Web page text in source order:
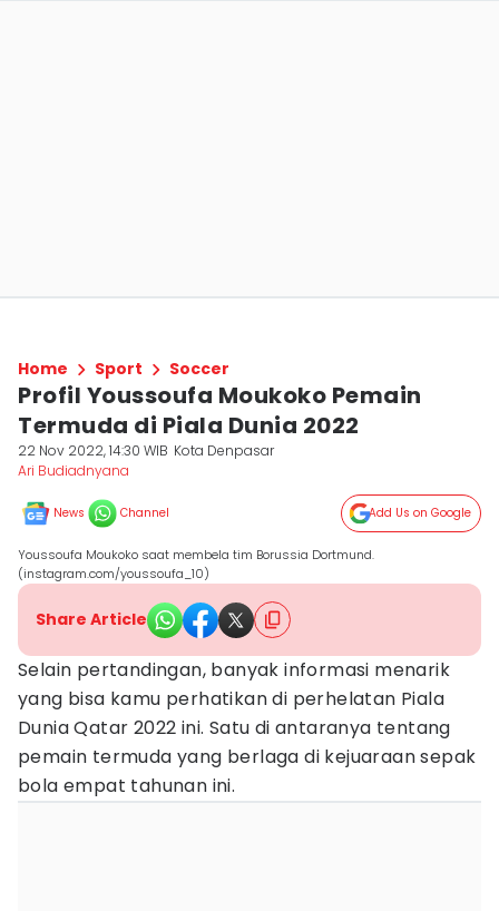
Home Sport Soccer
Profil Youssoufa Moukoko Pemain
Termuda di Piala Dunia 2022
22 Nov 2022, 14:30 WIB Kota Denpasar
Ari Budiadnyana
News Channel Add Us on Google
Youssoufa Moukoko saat membela tim Borussia Dortmund.
(instagram.com/youssoufa_10)
Share Article
Selain pertandingan, banyak informasi menarik
yang bisa kamu perhatikan di perhelatan Piala
Dunia Qatar 2022 ini. Satu di antaranya tentang
pemain termuda yang berlaga di kejuaraan sepak
bola empat tahunan ini.